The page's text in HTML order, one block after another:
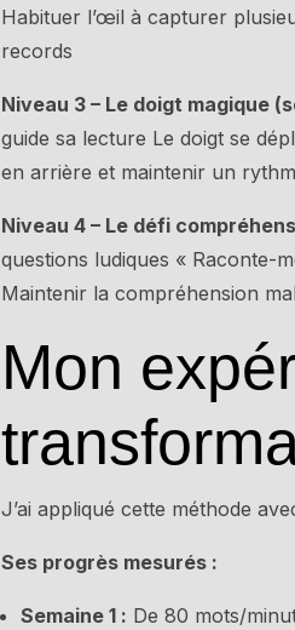
Habituer l’œil à capturer
records
Niveau 3 – Le doigt magique
guide sa lecture Le doigt se
en arrière et maintenir un
Niveau 4 – Le défi
questions ludiques « Raconte-
Maintenir la compréhension
Mon
J’ai appliqué cette méthode
Ses progrès mesurés :
Semaine 1 : De 80 mots/